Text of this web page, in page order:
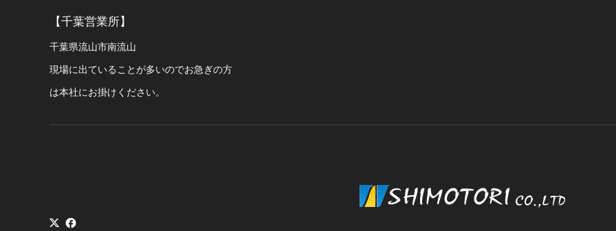
【千葉営業所】
千葉県流山市南流山
現場に出ていることが多いのでお急ぎの方
は本社にお掛けください。